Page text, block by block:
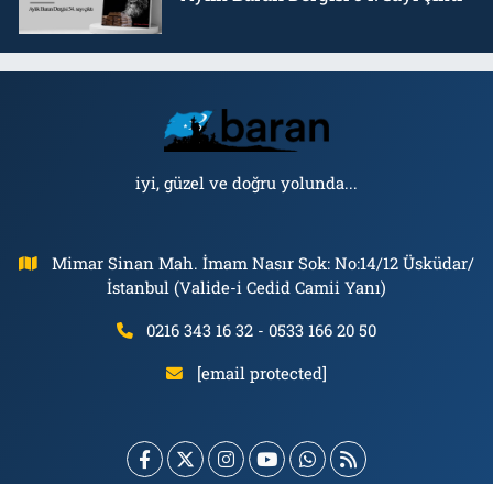
iyi, güzel ve doğru yolunda...
Mimar Sinan Mah. İmam Nasır Sok: No:14/12 Üsküdar/
İstanbul (Valide-i Cedid Camii Yanı)
0216 343 16 32 - 0533 166 20 50
[email protected]